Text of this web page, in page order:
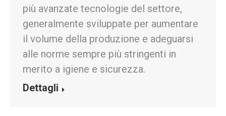
più avanzate tecnologie del settore,
generalmente sviluppate per aumentare
il volume della produzione e adeguarsi
alle norme sempre più stringenti in
merito a igiene e sicurezza.
Dettagli